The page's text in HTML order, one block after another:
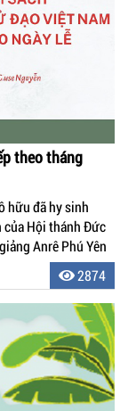
theo tháng
hữu đã hy sinh
Hội thánh Đức
Anrê Phú Yên
2874